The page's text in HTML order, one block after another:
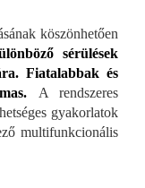
köszönhetően
sérülések
Fiatalabbak és
A rendszeres
gyakorlatok
multifunkcionális